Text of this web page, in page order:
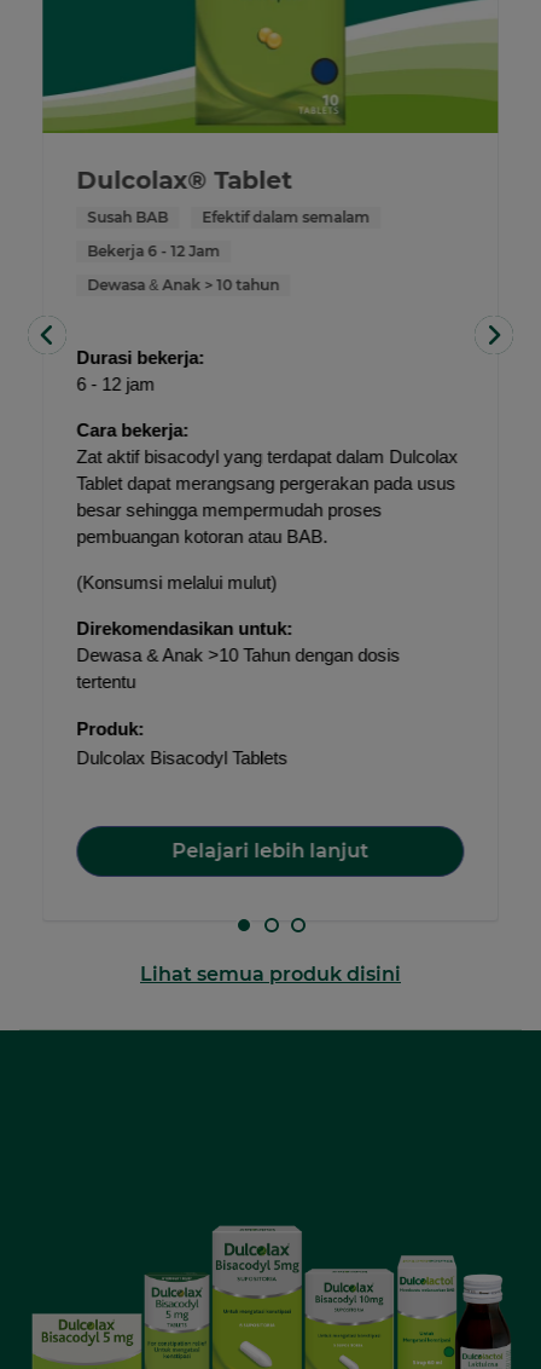
Dulcolax® Tablet
Susah BAB
Efektif dalam semalam
Bekerja 6 - 12 Jam
Dewasa & Anak > 10 tahun
Durasi bekerja:
6 - 12 jam
Cara bekerja:
Zat aktif bisacodyl yang terdapat dalam Dulcolax
Tablet dapat merangsang pergerakan pada usus
besar sehingga mempermudah proses
pembuangan kotoran atau BAB.
(Konsumsi melalui mulut)
Direkomendasikan untuk:
Dewasa & Anak >10 Tahun dengan dosis
tertentu
Produk:
Dulcolax Bisacodyl Tablets
Pelajari lebih lanjut
Lihat semua produk disini